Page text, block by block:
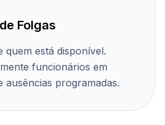
Folgas
quem está disponível.
funcionários em
ausências programadas.